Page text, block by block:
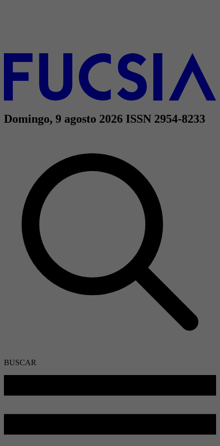
Domingo, 9 agosto 2026 ISSN 2954-8233
BUSCAR